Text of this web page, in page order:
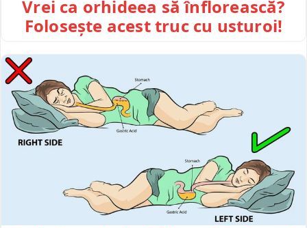
Vrei ca orhideea să înflorească?
Folosește acest truc cu usturoi!